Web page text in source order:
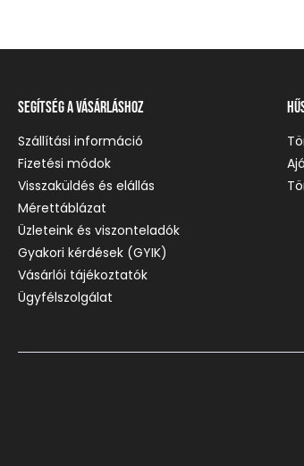
Segítség a vásárláshoz
Szállítási információ
Fizetési módok
Visszaküldés és elállás
Mérettáblázat
Üzleteink és viszonteladók
Gyakori kérdések (GYIK)
Vásárlói tájékoztatók
Ügyfélszolgálat